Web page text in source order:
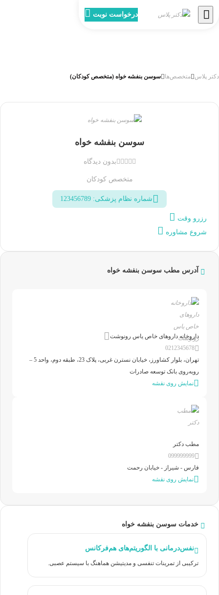
درخواست نوبت
دکتر پلاس متخصص‌ها سوسن بنفشه خواه (متخصص کودکان)
سوسن بنفشه خواه
بدون دیدگاه
متخصص کودکان
متخصص
شده
شماره نظام پزشکی: 123456789
رزرو وقت
شروع مشاوره
آدرس مطب سوسن بنفشه خواه
داروخانه داروهای خاص یاس رونوشت
0212345678
تهران، بلوار کشاورز، خیابان نسترن غربی، پلاک 23، طبقه دوم، واحد 5 –
روبه‌روی بانک توسعه صادرات
نمایش روی نقشه
مطب دکتر
099999999
فارس - شیراز - خیابان رحمت
نمایش روی نقشه
خدمات سوسن بنفشه خواه
نفس‌درمانی با الگوریتم‌های هم‌فرکانس
ترکیبی از تمرینات تنفسی و مدیتیشن هماهنگ با سیستم عصبی.
آمار